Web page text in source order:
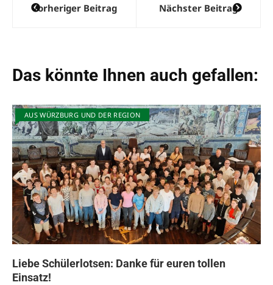
Vorheriger Beitrag Nächster Beitrag
Das könnte Ihnen auch gefallen:
AUS WÜRZBURG UND DER REGION
Liebe Schülerlotsen: Danke für euren tollen
Einsatz!